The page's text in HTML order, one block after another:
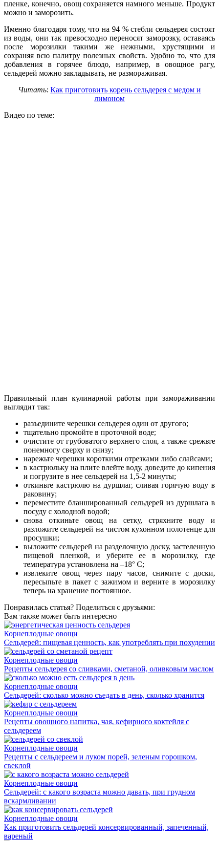
пленке, конечно, овощ сохраняется намного меньше. Продукт
можно и заморозить.
Именно благодаря тому, что на 94 % стебли сельдерея состоят
из воды, они так превосходно переносят заморозку, оставаясь
после морозилки такими же нежными, хрустящими и
сохраняя всю палитру полезных свойств. Удобно то, что для
добавления в горячее блюдо, например, в овощное рагу,
сельдерей можно закладывать, не размораживая.
Читать: Как приготовить корень сельдерея с медом и
лимоном
Видео по теме:
Правильный план кулинарной работы при замораживании
выглядит так:
разъедините черешки сельдерея один от другого;
тщательно промойте в проточной воде;
очистите от грубоватого верхнего слоя, а также срежьте
понемногу сверху и снизу;
нарежьте черешки короткими отрезками либо слайсами;
в кастрюльку на плите влейте воду, доведите до кипения
и погрузите в нее сельдерей на 1,5-2 минуты;
откиньте кастрюлю на дуршлаг, сливая горячую воду в
раковину;
переместите бланшированный сельдерей из дуршлага в
посуду с холодной водой;
снова откиньте овощ на сетку, стряхните воду и
разложите сельдерей на чистом кухонном полотенце для
просушки;
выложите сельдерей на разделочную доску, застеленную
пищевой пленкой, и уберите ее в морозилку, где
температура установлена на –18° С;
извлеките овощ через пару часов, снимите с доски,
пересыпьте в пакет с зажимом и верните в морозилку
теперь на хранение постоянное.
Понравилась статья? Поделиться с друзьями:
Вам также может быть интересно
Корнеплодные овощи
Сельдерей: пищевая ценность, как употреблять при похудении
Корнеплодные овощи
Рецепты сельдерея со сливками, сметаной, оливковым маслом
Корнеплодные овощи
Сельдерей: сколько можно съедать в день, сколько хранится
Корнеплодные овощи
Рецепты овощного напитка, чая, кефирного коктейля с
сельдереем
Корнеплодные овощи
Рецепты с сельдереем и луком порей, зеленым горошком,
свеклой
Корнеплодные овощи
Сельдерей: с какого возраста можно давать, при грудном
вскармливании
Корнеплодные овощи
Как приготовить сельдерей консервированный, запеченный,
вареный